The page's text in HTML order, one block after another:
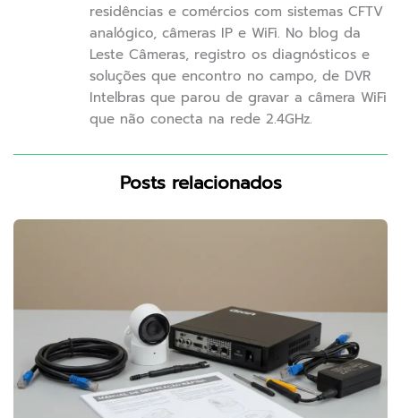
residências e comércios com sistemas CFTV
analógico, câmeras IP e WiFi. No blog da
Leste Câmeras, registro os diagnósticos e
soluções que encontro no campo, de DVR
Intelbras que parou de gravar a câmera WiFi
que não conecta na rede 2.4GHz.
Posts relacionados